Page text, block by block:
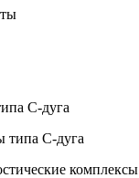
C-дуга
комплексы